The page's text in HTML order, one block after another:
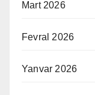
Mart 2026
Fevral 2026
Yanvar 2026